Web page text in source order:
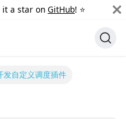
it a star on GitHub! ⭐️
发自定义调度插件